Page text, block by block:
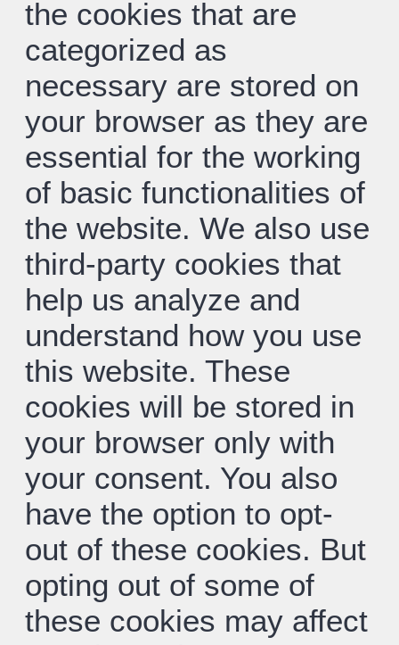
the cookies that are
categorized as
necessary are stored on
your browser as they are
essential for the working
of basic functionalities of
the website. We also use
third-party cookies that
help us analyze and
understand how you use
this website. These
cookies will be stored in
your browser only with
your consent. You also
have the option to opt-
out of these cookies. But
opting out of some of
these cookies may affect